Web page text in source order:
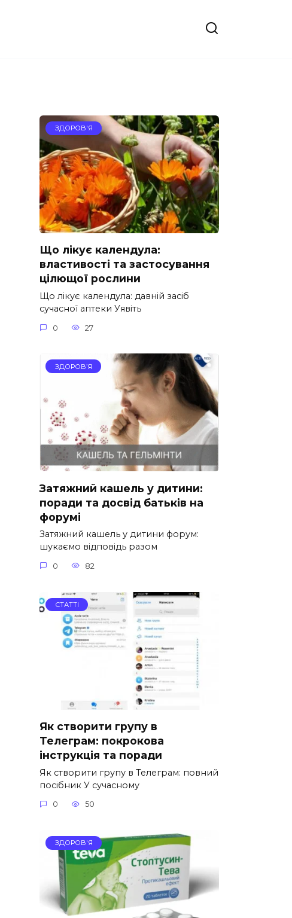
ЗДОРОВ'Я
Що лікує календула:
властивості та застосування
цілющої рослини
Що лікує календула: давній засіб
сучасної аптеки Уявіть
0 27
ЗДОРОВ’Я
Затяжний кашель у дитини:
поради та досвід батьків на
форумі
Затяжний кашель у дитини форум:
шукаємо відповідь разом
0 82
СТАТТІ
Як створити групу в
Телеграм: покрокова
інструкція та поради
Як створити групу в Телеграм: повний
посібник У сучасному
0 50
ЗДОРОВ'Я